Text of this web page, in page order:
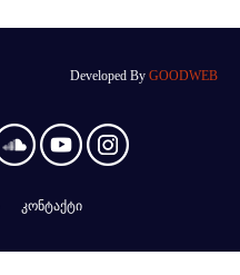
Developed By GOODWEB
კონტაქტი